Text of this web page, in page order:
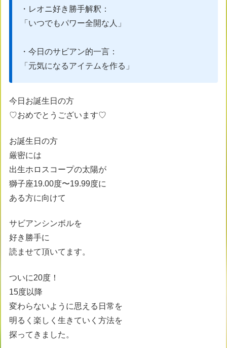
・レオニ好き勝手解釈：
「いつでもパワー全開な人 」
・今日のサビアン的一言：
「元気になるアイテムを作る」
今日お誕生日の方
♡おめでとうございます♡
お誕生日の方
厳密には
出生ホロスコープの太陽が
獅子座19.00度〜19.99度に
ある方に向けて
サビアンシンボルを
好き勝手に
読ませて頂いてます。
ついに20度！
15度以降
変わらないように思える日常を
明るく楽しく生きていく方法を
探ってきました。